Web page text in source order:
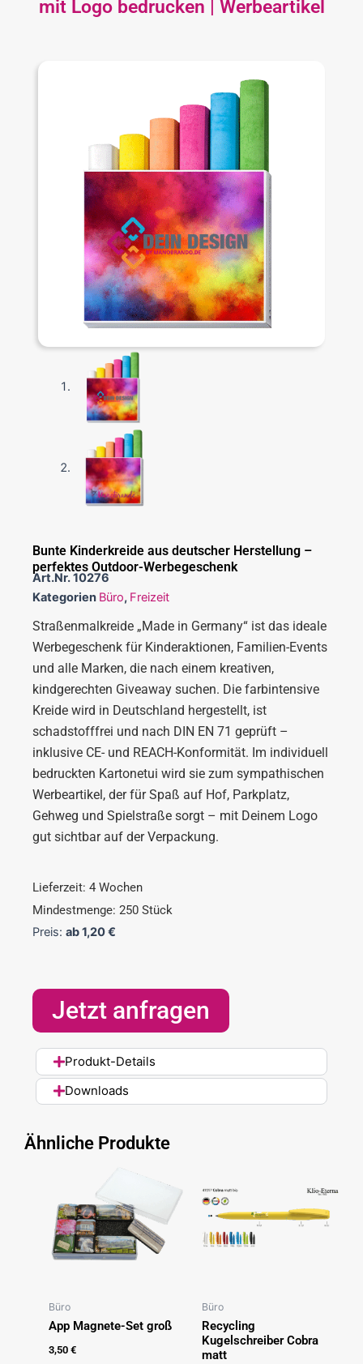
mit Logo bedrucken | Werbeartikel
Bunte Kinderkreide aus deutscher Herstellung –
perfektes Outdoor-Werbegeschenk
Art.Nr.10276
Kategorien Büro, Freizeit
Straßenmalkreide „Made in Germany“ ist das ideale
Werbegeschenk für Kinderaktionen, Familien-Events
und alle Marken, die nach einem kreativen,
kindgerechten Giveaway suchen. Die farbintensive
Kreide wird in Deutschland hergestellt, ist
schadstofffrei und nach DIN EN 71 geprüft –
inklusive CE- und REACH-Konformität. Im individuell
bedruckten Kartonetui wird sie zum sympathischen
Werbeartikel, der für Spaß auf Hof, Parkplatz,
Gehweg und Spielstraße sorgt – mit Deinem Logo
gut sichtbar auf der Verpackung.
Lieferzeit: 4 Wochen
Mindestmenge: 250 Stück
Preis: ab1,20€
Jetzt anfragen
Produkt-Details
Downloads
Ähnliche Produkte
Büro
App Magnete-Set groß
3,50 €
Büro
Recycling
Kugelschreiber Cobra
matt